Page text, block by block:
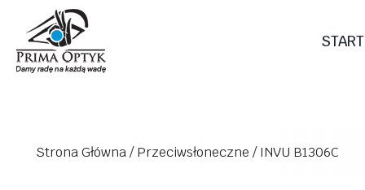
treści
START
Strona Główna/Przeciwsłoneczne /INVU B1306C